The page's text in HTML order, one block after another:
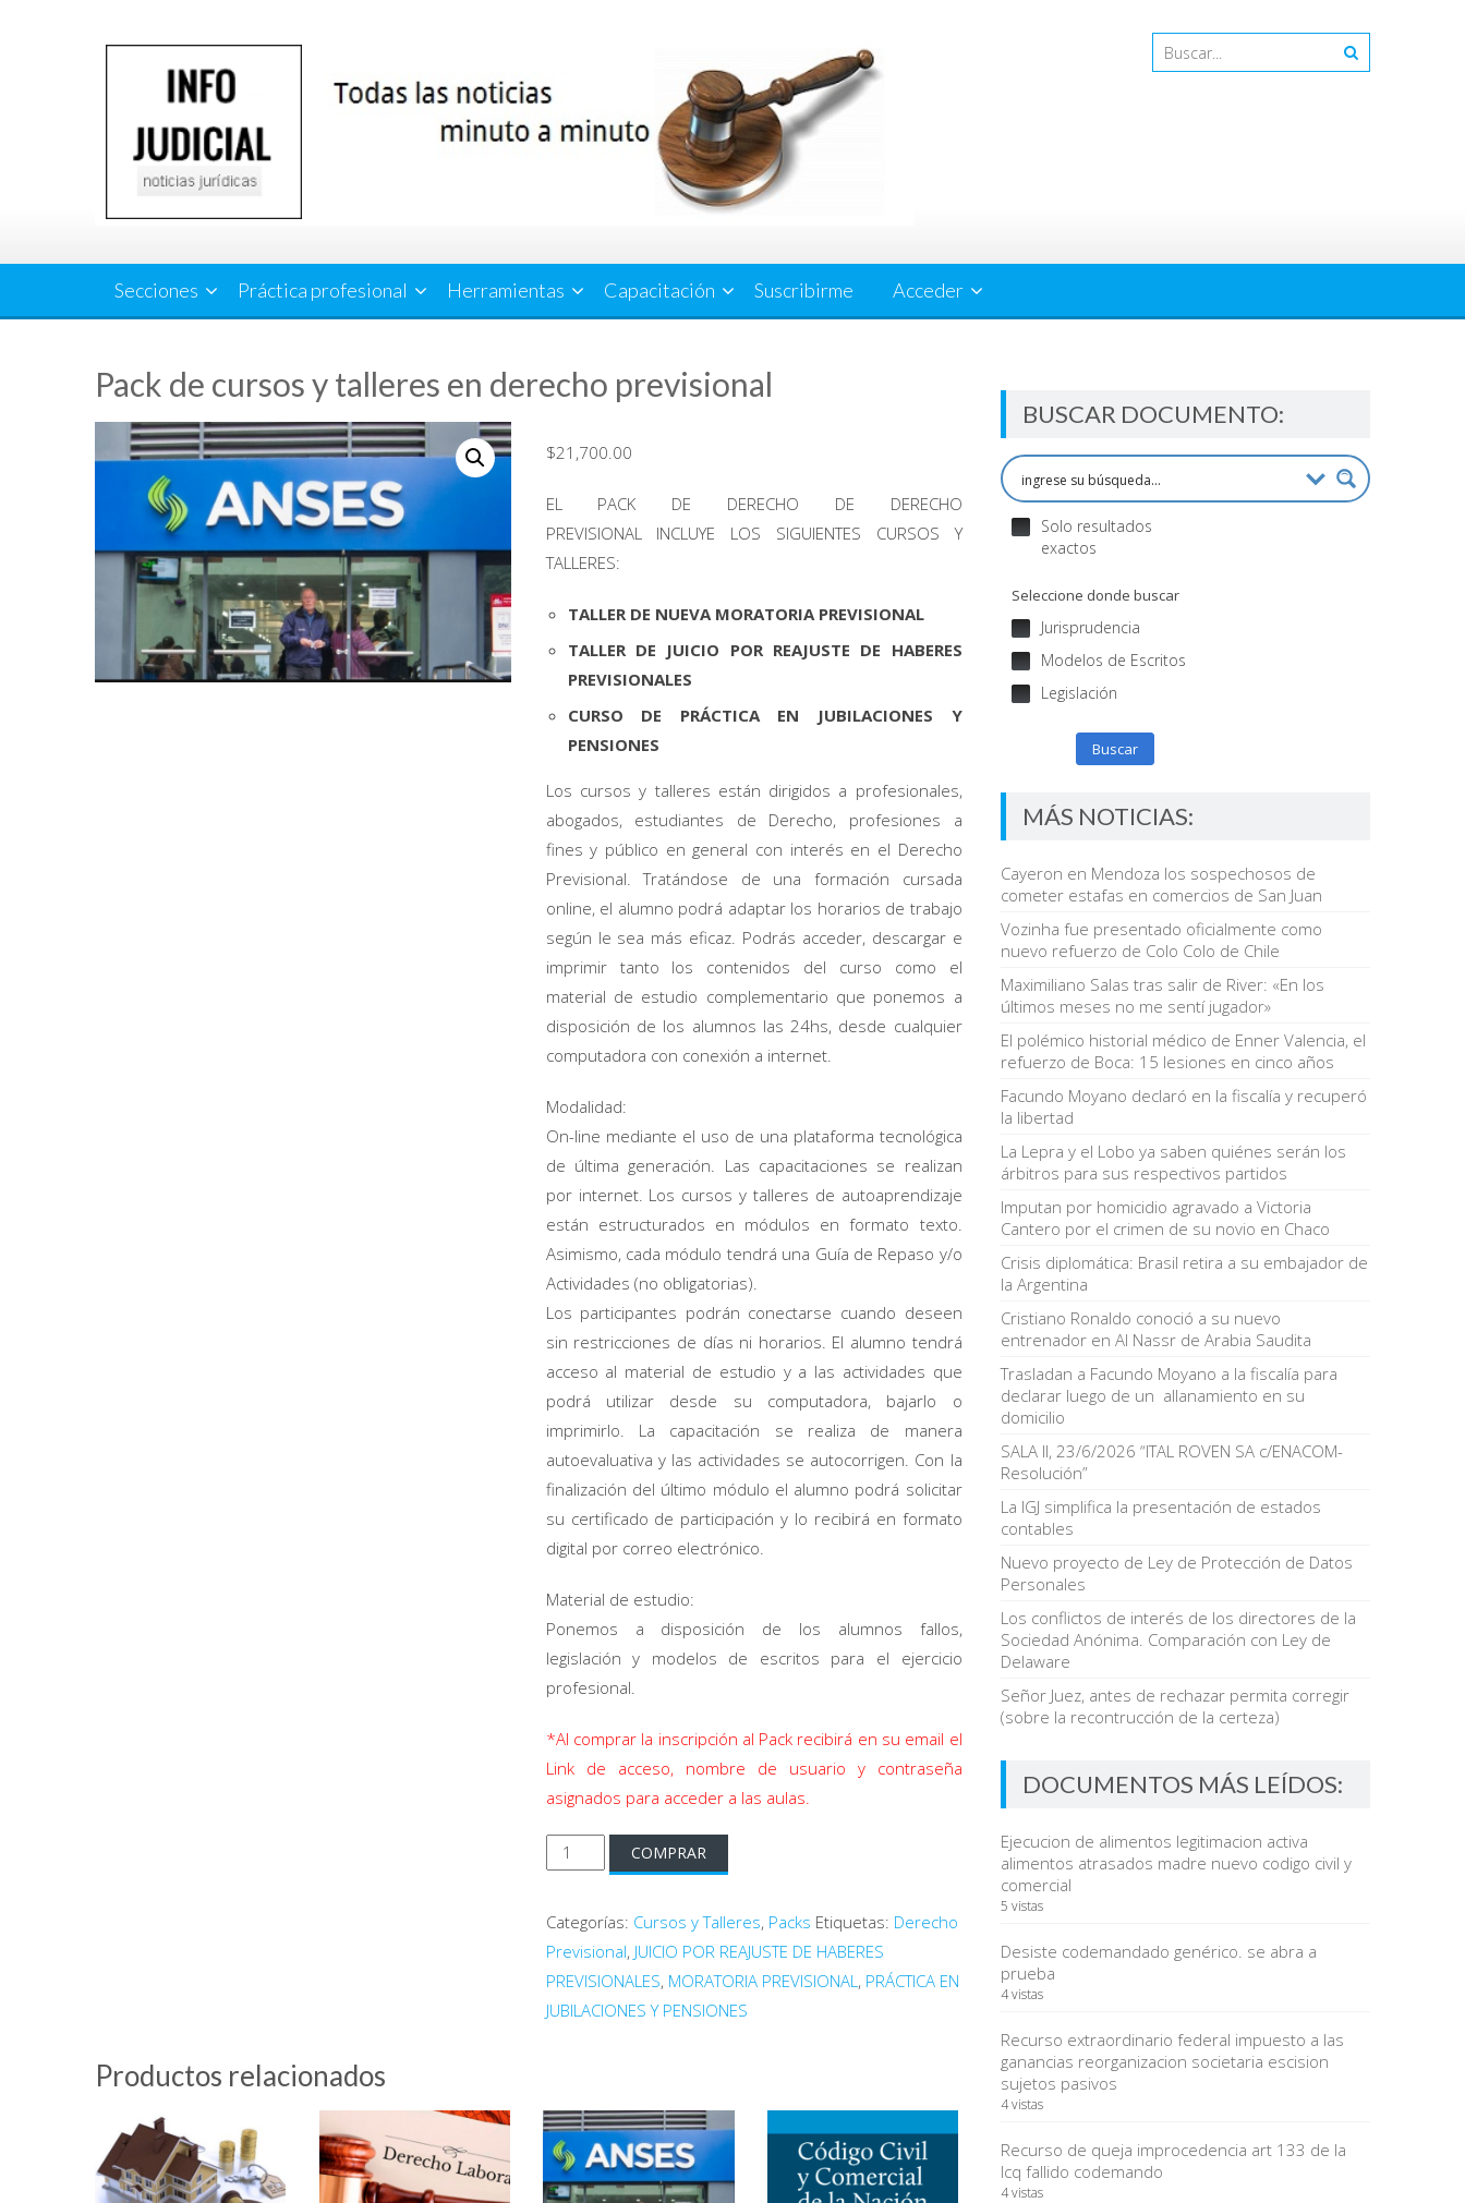
Secciones Práctica profesional Herramientas Capacitación Suscribirme Acceder
Pack de cursos y talleres en derecho previsional
$21,700.00
EL PACK DE DERECHO DE DERECHO
PREVISIONAL INCLUYE LOS SIGUIENTES CURSOS Y
TALLERES:
TALLER DE NUEVA MORATORIA PREVISIONAL
TALLER DE JUICIO POR REAJUSTE DE HABERES
PREVISIONALES
CURSO DE PRÁCTICA EN JUBILACIONES Y
PENSIONES
Los cursos y talleres están dirigidos a profesionales,
abogados, estudiantes de Derecho, profesiones a
fines y público en general con interés en el Derecho
Previsional. Tratándose de una formación cursada
online, el alumno podrá adaptar los horarios de trabajo
según le sea más eficaz. Podrás acceder, descargar e
imprimir tanto los contenidos del curso como el
material de estudio complementario que ponemos a
disposición de los alumnos las 24hs, desde cualquier
computadora con conexión a internet.
Modalidad:
On-line mediante el uso de una plataforma tecnológica
de última generación. Las capacitaciones se realizan
por internet. Los cursos y talleres de autoaprendizaje
están estructurados en módulos en formato texto.
Asimismo, cada módulo tendrá una Guía de Repaso y/o
Actividades (no obligatorias).
Los participantes podrán conectarse cuando deseen
sin restricciones de días ni horarios. El alumno tendrá
acceso al material de estudio y a las actividades que
podrá utilizar desde su computadora, bajarlo o
imprimirlo. La capacitación se realiza de manera
autoevaluativa y las actividades se autocorrigen. Con la
finalización del último módulo el alumno podrá solicitar
su certificado de participación y lo recibirá en formato
digital por correo electrónico.
Material de estudio:
Ponemos a disposición de los alumnos fallos,
legislación y modelos de escritos para el ejercicio
profesional.
*Al comprar la inscripción al Pack recibirá en su email el
Link de acceso, nombre de usuario y contraseña
asignados para acceder a las aulas.
Pack
de
Derecho
COMPRAR
Categorías: Cursos y Talleres, Packs Etiquetas: Derecho
Previsional, JUICIO POR REAJUSTE DE HABERES
PREVISIONALES, MORATORIA PREVISIONAL, PRÁCTICA EN
JUBILACIONES Y PENSIONES
Productos relacionados
BUSCAR DOCUMENTO:
Solo resultados
exactos
Seleccione donde buscar
Jurisprudencia
Modelos de Escritos
Legislación
Buscar
MÁS NOTICIAS:
Cayeron en Mendoza los sospechosos de
cometer estafas en comercios de San Juan
Vozinha fue presentado oficialmente como
nuevo refuerzo de Colo Colo de Chile
Maximiliano Salas tras salir de River: «En los
últimos meses no me sentí jugador»
El polémico historial médico de Enner Valencia, el
refuerzo de Boca: 15 lesiones en cinco años
Facundo Moyano declaró en la fiscalía y recuperó
la libertad
La Lepra y el Lobo ya saben quiénes serán los
árbitros para sus respectivos partidos
Imputan por homicidio agravado a Victoria
Cantero por el crimen de su novio en Chaco
Crisis diplomática: Brasil retira a su embajador de
la Argentina
Cristiano Ronaldo conoció a su nuevo
entrenador en Al Nassr de Arabia Saudita
Trasladan a Facundo Moyano a la fiscalía para
declarar luego de un allanamiento en su
domicilio
SALA II, 23/6/2026 “ITAL ROVEN SA c/ENACOM-
Resolución”
La IGJ simplifica la presentación de estados
contables
Nuevo proyecto de Ley de Protección de Datos
Personales
Los conflictos de interés de los directores de la
Sociedad Anónima. Comparación con Ley de
Delaware
Señor Juez, antes de rechazar permita corregir
(sobre la recontrucción de la certeza)
DOCUMENTOS MÁS LEÍDOS:
Ejecucion de alimentos legitimacion activa
alimentos atrasados madre nuevo codigo civil y
comercial
5 vistas
Desiste codemandado genérico. se abra a
prueba
4 vistas
Recurso extraordinario federal impuesto a las
ganancias reorganizacion societaria escision
sujetos pasivos
4 vistas
Recurso de queja improcedencia art 133 de la
lcq fallido codemando
4 vistas